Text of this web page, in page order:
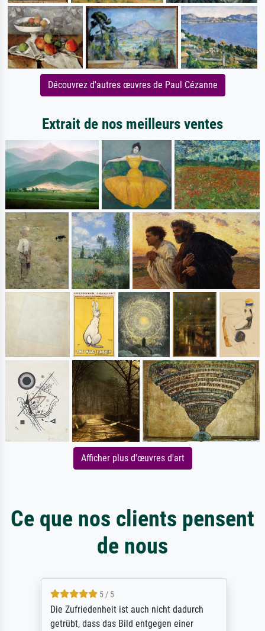
Découvrez d'autres œuvres de Paul Cézanne
Extrait de nos meilleurs ventes
Afficher plus d'œuvres d'art
Ce que nos clients pensent
de nous
5 / 5
Die Zufriedenheit ist auch nicht dadurch
getrübt, dass das Bild entgegen einer